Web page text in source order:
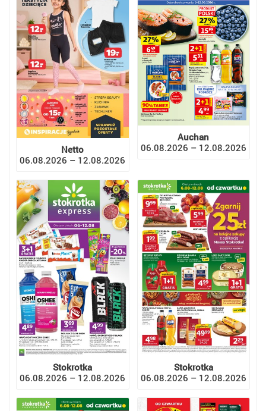
Netto
06.08.2026 – 12.08.2026
Auchan
06.08.2026 – 12.08.2026
Stokrotka
06.08.2026 – 12.08.2026
Stokrotka
06.08.2026 – 12.08.2026